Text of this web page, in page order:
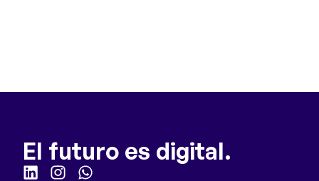
El futuro es digital.